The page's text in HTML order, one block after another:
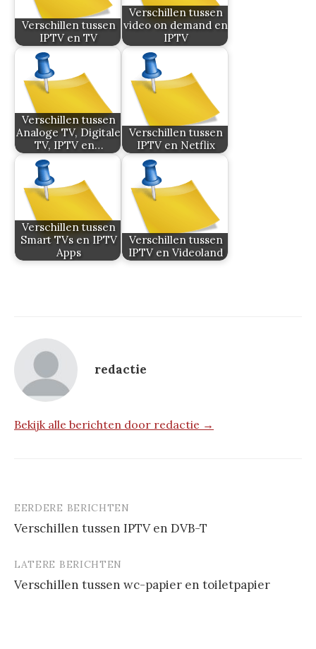
Verschillen tussen
IPTV en TV
Verschillen tussen
video on demand en
IPTV
Verschillen tussen
Analoge TV, Digitale
TV, IPTV en…
Verschillen tussen
IPTV en Netflix
Verschillen tussen
Smart TVs en IPTV
Apps
Verschillen tussen
IPTV en Videoland
redactie
Bekijk alle berichten door redactie →
Berichtnavigatie
EERDERE BERICHTEN
Verschillen tussen IPTV en DVB-T
LATERE BERICHTEN
Verschillen tussen wc-papier en toiletpapier